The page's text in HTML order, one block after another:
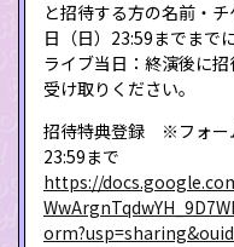
と招待する方の名前・
日（日）23:59までまで
ライブ当日：終演後に
受け取りください。
招待特典登録 ※フォー
23:59まで
https://